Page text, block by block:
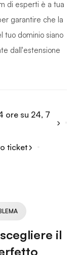
di esperti è a tua
garantire che la
tuo dominio siano
dall'estensione
ore su 24, 7
ticket
il